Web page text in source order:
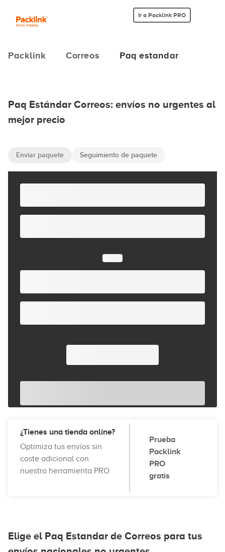
Ir a Packlink PRO
Packlink Correos Paq estandar
Paq Estándar Correos: envíos no urgentes al
mejor precio
Enviar paquete Seguimiento de paquete
¿Tienes una tienda online?
Optimiza tus envíos sin
coste adicional con
nuestra herramienta PRO
Prueba
Packlink
PRO
gratis
Elige el Paq Estandar de Correos para tus